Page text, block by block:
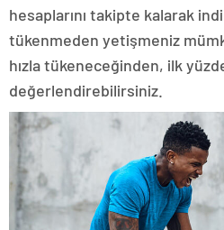
hesaplarını takipte kalarak
tükenmeden yetişmeniz
hızla tükeneceğinden, ilk
değerlendirebilirsiniz.